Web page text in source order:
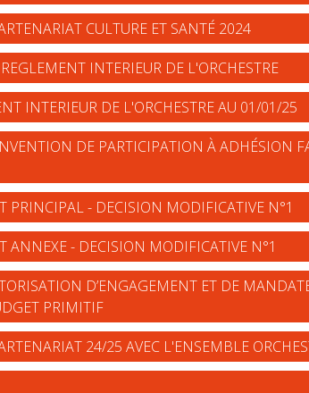
CULTURE ET SANTÉ 2024
INTERIEUR DE L'ORCHESTRE
INTERIEUR DE L'ORCHESTRE AU 01/01/25
DE PARTICIPATION À ADHÉSION
PRINCIPAL - DECISION MODIFICATIVE N°1
ANNEXE - DECISION MODIFICATIVE N°1
D’ENGAGEMENT ET DE
PRIMITIF
24/25 AVEC L'ENSEMBLE